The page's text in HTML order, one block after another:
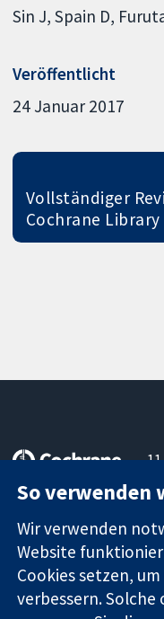
Sin J Spain D
Veröffentlicht
24 Januar 2017
Vollständiger
Cochrane Library
Zuverlässige
Informierte
Entscheidungen
Bessere
Gesundheit
So verwenden
Wir verwenden
Website
Cookies setzen,
verbessern.